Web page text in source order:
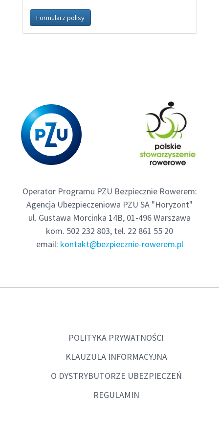
Formularz polisy
Operator Programu PZU Bezpiecznie Rowerem:
Agencja Ubezpieczeniowa PZU SA "Horyzont"
ul. Gustawa Morcinka 14B, 01-496 Warszawa
kom. 502 232 803, tel. 22 861 55 20
email: kontakt@bezpiecznie-rowerem.pl
POLITYKA PRYWATNOŚCI
KLAUZULA INFORMACYJNA
O DYSTRYBUTORZE UBEZPIECZEŃ
REGULAMIN